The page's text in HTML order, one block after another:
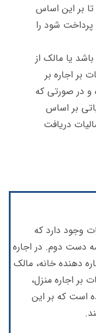
تا بر این اساس
پرداخت شود را
یا مالک از
درصد مالیات بر اجاره بر
و در صورتی که
بر اساس
دریافت
وجود دارد که
دست دوم. در اجاره
دهنده خانه، مالک
بر اجاره منزل،
است که بر این